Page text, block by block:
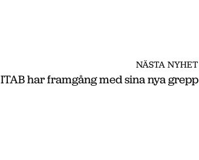
NÄSTA NYHET
ITAB har framgång med sina nya grepp